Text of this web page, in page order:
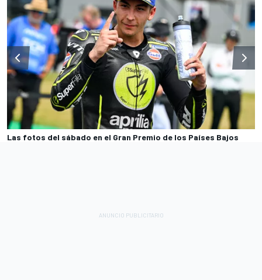
Las fotos del sábado en el Gran Premio de los Países Bajos